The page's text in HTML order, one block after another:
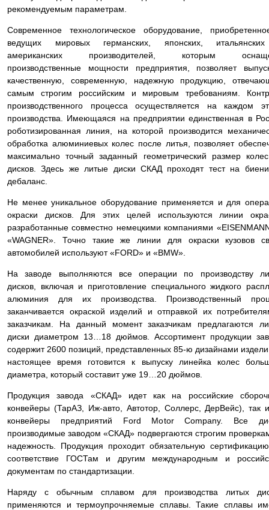
рекомендуемым параметрам.
Современное технологическое оборудование,
ведущих мировых германских, японских,
американских производителей, которым
производственные мощности предприятия, позволяет
качественную, современную, надежную продукцию,
самым строгим российским и мировым требованиям.
производственного процесса осуществляется на каждом
производства. Имеющаяся на предприятии единственная в
роботизированная линия, на которой производится
обработка алюминиевых колес после литья, позволяет
максимально точный заданный геометрический размер
дисков. Здесь же литые диски СКАД проходят тест на
дебаланс.
Не менее уникальное оборудование применяется и для
окраски дисков. Для этих целей используются линии
разработанные совместно немецкими компаниями
«WAGNER». Точно такие же линии для окраски кузовов
автомобилей используют «FORD» и «BMW».
На заводе выполняются все операции по производству
дисков, включая и приготовление специального жидкого
алюминия для их производства. Производственный
заканчивается окраской изделий и отправкой их
заказчикам. На данный момент заказчикам предлагаются
диски диаметром 13…18 дюймов. Ассортимент продукции
содержит 2600 позиций, представленных 85-ю дизайнами
настоящее время готовится к выпуску линейка колес
диаметра, который составит уже 19…20 дюймов.
Продукция завода «СКАД» идет как на российские
конвейеры (ТарАЗ, Иж-авто, Автотор, Соллерс, ДерВейс), так
конвейеры предприятий Ford Motor Company. Все
производимые заводом «СКАД» подвергаются строгим
надежность. Продукция проходит обязательную
соответствие ГОСТам и другим международным и
документам по стандартизации.
Наряду с обычным сплавом для производства литых
применяются и термоупрочняемые сплавы. Такие сплавы